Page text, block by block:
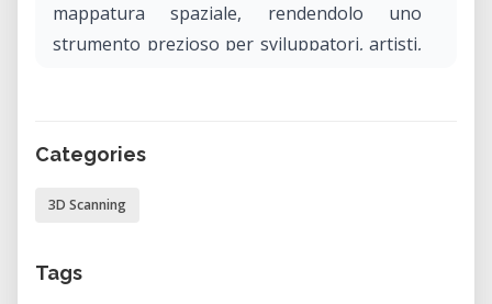
mappatura spaziale, rendendolo uno
strumento prezioso per sviluppatori, artisti,
Perché usare il Kinect V1 nel nostro
Usare il Kinect V1 nel nostro laboratorio ti
funzionante in un ambiente ottimizzato —
Categories
3D Scanning
Tags